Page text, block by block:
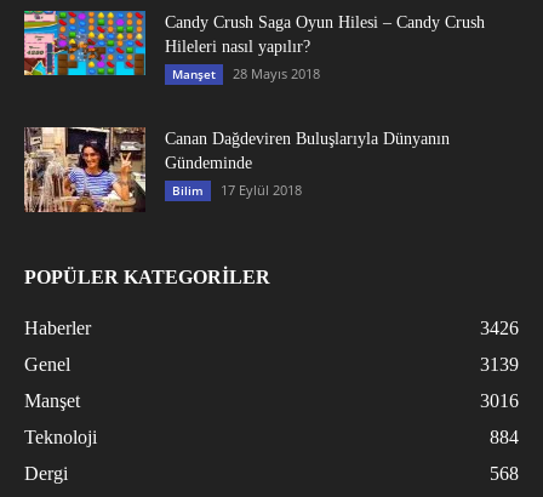
Candy Crush Saga Oyun Hilesi – Candy Crush
Hileleri nasıl yapılır?
Manşet 28 Mayıs 2018
Canan Dağdeviren Buluşlarıyla Dünyanın
Gündeminde
Bilim 17 Eylül 2018
POPÜLER KATEGORİLER
Haberler
3426
Genel
3139
Manşet
3016
Teknoloji
884
Dergi
568